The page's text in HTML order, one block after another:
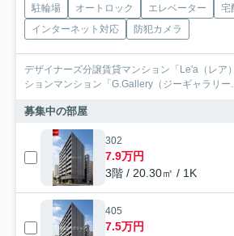
駐輪場 オートロック エレベーター
宅
インターネット対応
防犯カメラ
デザイナーズ分譲賃貸マンション「Le'a（レア
ションマンション「G.Gallery（ジーギャラリー
募集中の部屋
302
7.9万円
3階 / 20.30㎡ / 1K
405
7.5万円